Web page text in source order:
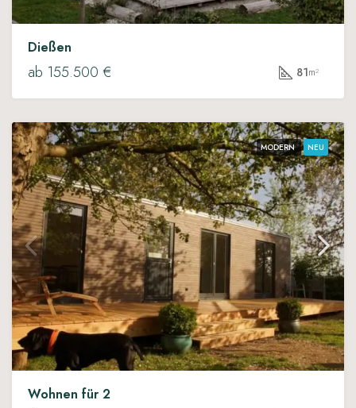
Dießen
ab 155.500 € 81m²
MODERN NEU
Wohnen für 2